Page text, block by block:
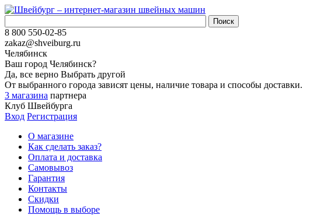
8 800 550-02-85
zakaz@shveiburg.ru
Челябинск
Ваш город Челябинск?
Да, все верно Выбрать другой
От выбранного города зависят цены, наличие товара и способы доставки.
3 магазина партнера
Клуб Швейбурга
Вход Регистрация
О магазине
Как сделать заказ?
Оплата и доставка
Самовывоз
Гарантия
Контакты
Скидки
Помощь в выборе